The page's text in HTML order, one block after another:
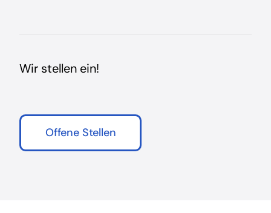
Wir stellen ein!
Offene Stellen